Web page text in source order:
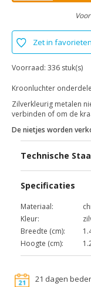
Zet in favorieten
Voorraad: 336 stuk(s)
Kroonluchter
Zilverkleurig metalen
verbinden of om de
De nietjes worden
Technische
Specificaties
Materiaal:
Kleur:
Breedte (cm):
Hoogte (cm):
21 dagen